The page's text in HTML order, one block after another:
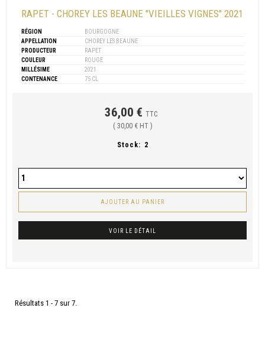
RAPET - CHOREY LES BEAUNE "VIEILLES VIGNES" 2021
RÉGION
BOURGOGNE
APPELLATION
CHOREY LES BEAUNE
PRODUCTEUR
RAPET
COULEUR
ROUGE
MILLÉSIME
2021
CONTENANCE
75 CL
36,00 € TTC
( 30,00 € HT )
Stock: 2
AJOUTER AU PANIER
VOIR LE DÉTAIL
Résultats 1 - 7 sur 7.